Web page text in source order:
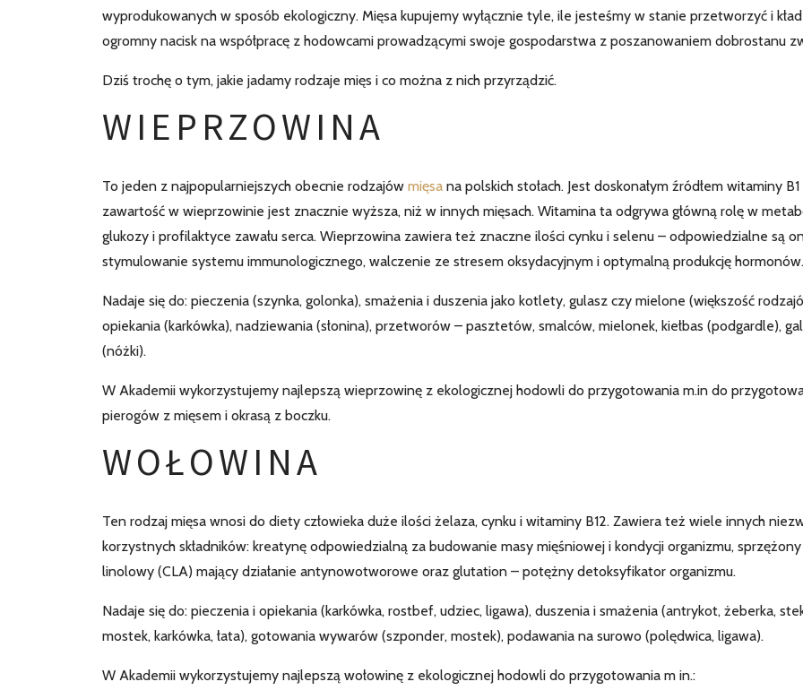
wyprodukowanych w sposób ekologiczny. Mięsa kupujemy wyłącznie tyle, ile jesteśmy w stanie przetworzyć i
ogromny nacisk na współpracę z hodowcami prowadzącymi swoje gospodarstwa z poszanowaniem dobrostanu
Dziś trochę o tym, jakie jadamy rodzaje mięs i co można z nich przyrządzić.
WIEPRZOWINA
To jeden z najpopularniejszych obecnie rodzajów mięsa na polskich stołach. Jest doskonałym źródłem witaminy
zawartość w wieprzowinie jest znacznie wyższa, niż w innych mięsach. Witamina ta odgrywa główną rolę w
glukozy i profilaktyce zawału serca. Wieprzowina zawiera też znaczne ilości cynku i selenu – odpowiedzialne są
stymulowanie systemu immunologicznego, walczenie ze stresem oksydacyjnym i optymalną produkcję hormonów.
Nadaje się do: pieczenia (szynka, golonka), smażenia i duszenia jako kotlety, gulasz czy mielone (większość
opiekania (karkówka), nadziewania (słonina), przetworów – pasztetów, smalców, mielonek, kiełbas (podgardle),
(nóżki).
W Akademii wykorzystujemy najlepszą wieprzowinę z ekologicznej hodowli do przygotowania m.in do
pierogów z mięsem i okrasą z boczku.
WOŁOWINA
Ten rodzaj mięsa wnosi do diety człowieka duże ilości żelaza, cynku i witaminy B12. Zawiera też wiele innych
korzystnych składników: kreatynę odpowiedzialną za budowanie masy mięśniowej i kondycji organizmu,
linolowy (CLA) mający działanie antynowotworowe oraz glutation – potężny detoksyfikator organizmu.
Nadaje się do: pieczenia i opiekania (karkówka, rostbef, udziec, ligawa), duszenia i smażenia (antrykot, żeberka,
mostek, karkówka, łata), gotowania wywarów (szponder, mostek), podawania na surowo (polędwica, ligawa).
W Akademii wykorzystujemy najlepszą wołowinę z ekologicznej hodowli do przygotowania m in.: